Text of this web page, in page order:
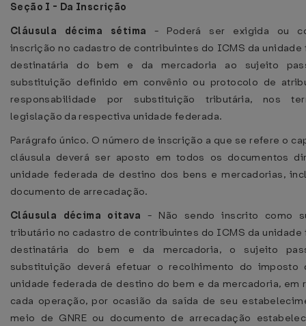
Seção I - Da Inscrição
Cláusula décima sétima - Poderá ser exigida ou
inscrição no cadastro de contribuintes do ICMS da unidade
destinatária do bem e da mercadoria ao sujeito
substituição definido em convênio ou protocolo de
responsabilidade por substituição tributária, nos
legislação da respectiva unidade federada.
Parágrafo único. O número de inscrição a que se refere o
cláusula deverá ser aposto em todos os documentos
unidade federada de destino dos bens e mercadorias,
documento de arrecadação.
Cláusula décima oitava - Não sendo inscrito como
tributário no cadastro de contribuintes do ICMS da unidade
destinatária do bem e da mercadoria, o sujeito
substituição deverá efetuar o recolhimento do imposto
unidade federada de destino do bem e da mercadoria, em
cada operação, por ocasião da saída de seu
meio de GNRE ou documento de arrecadação